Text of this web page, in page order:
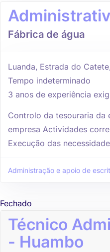
Fábrica de água
Luanda, Estrada do
Tempo indeterminado
3 anos de experiência
Controlo da tesouraria da
empresa Actividades
Execução das
Administração e apoio de
Fechado
Técnico
- Huambo